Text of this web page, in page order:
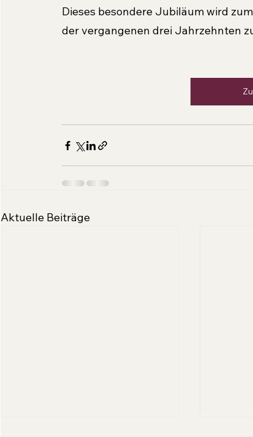
Dieses besondere Jubiläum wird
der vergangenen drei Jahrzehnten
Aktuelle Beiträge